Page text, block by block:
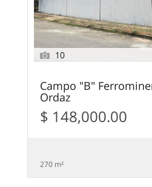
10
Campo "B"
Ordaz
$ 148,000.00
270 m²